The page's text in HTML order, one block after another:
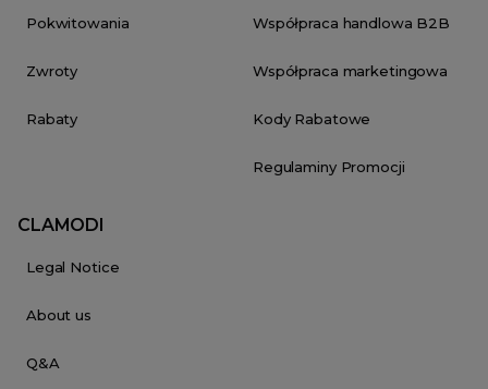
Pokwitowania
Zwroty
Rabaty
Współpraca handlowa B2B
Współpraca marketingowa
Kody Rabatowe
Regulaminy Promocji
CLAMODI
Legal Notice
About us
Q&A